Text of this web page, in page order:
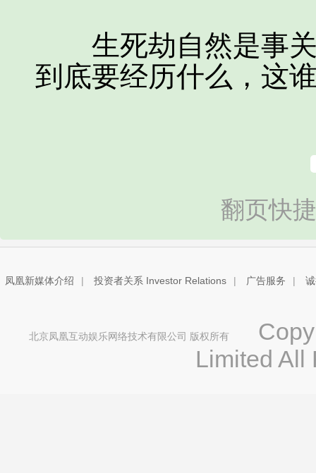
生死劫自然是事关
到底要经历什么，这
翻页快
凤凰新媒体介绍 | 投资者关系 Investor Relations | 广告服务 |
北京凤凰互动娱乐网络技术有限公司 版权所有
Limited All